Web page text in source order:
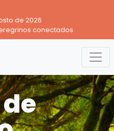
de 2026
conectados